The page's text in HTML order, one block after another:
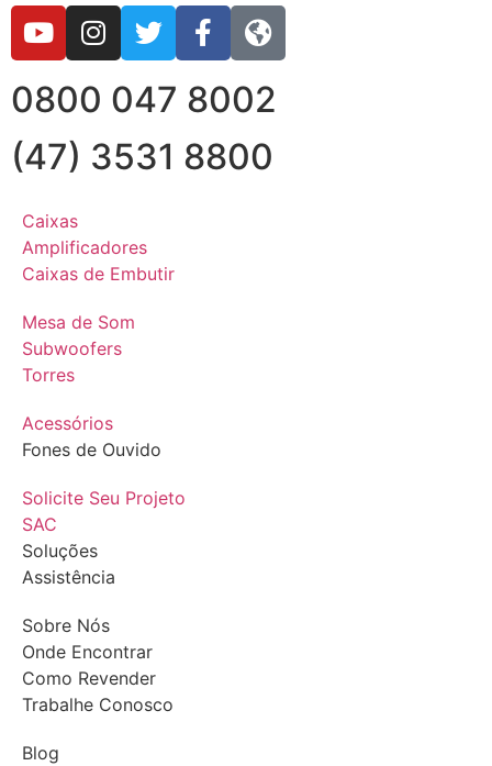
0800 047 8002
(47) 3531 8800
Caixas
Amplificadores
Caixas de Embutir
Mesa de Som
Subwoofers
Torres
Acessórios
Fones de Ouvido
Solicite Seu Projeto
SAC
Soluções
Assistência
Sobre Nós
Onde Encontrar
Como Revender
Trabalhe Conosco
Blog